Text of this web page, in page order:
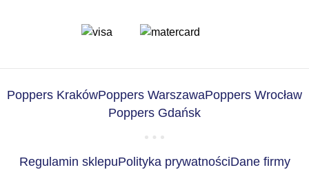
Poppers KrakówPoppers WarszawaPoppers Wrocław
Poppers Gdańsk
Regulamin sklepuPolityka prywatnościDane firmy